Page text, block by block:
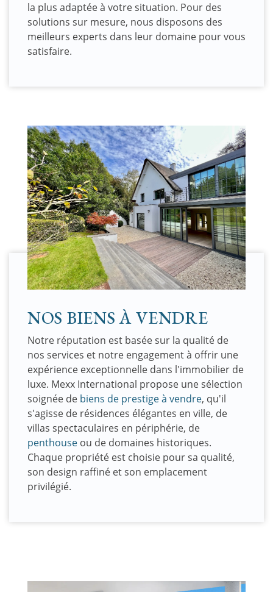
la plus adaptée à votre situation. Pour des
solutions sur mesure, nous disposons des
meilleurs experts dans leur domaine pour vous
satisfaire.
NOS BIENS À VENDRE
Notre réputation est basée sur la qualité de
nos services et notre engagement à offrir une
expérience exceptionnelle dans l'immobilier de
luxe. Mexx International propose une sélection
soignée de biens de prestige à vendre, qu'il
s'agisse de résidences élégantes en ville, de
villas spectaculaires en périphérie, de
penthouse ou de domaines historiques.
Chaque propriété est choisie pour sa qualité,
son design raffiné et son emplacement
privilégié.